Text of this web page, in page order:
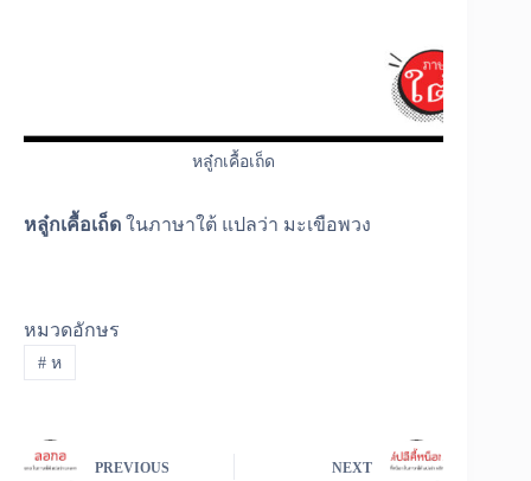
หลู๋กเคื้อเถ็ด
หลู๋กเคื้อเถ็ด ในภาษาใต้ แปลว่า มะเขือพวง
หมวดอักษร
#ห
PREVIOUS NEXT